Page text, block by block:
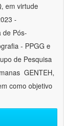
em virtude
-
de Pós-
- PPGG e
de Pesquisa
 GENTEH,
como objetivo